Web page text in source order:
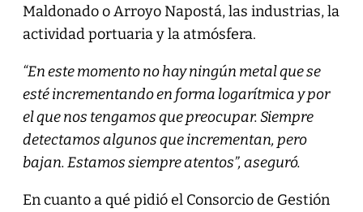
Maldonado o Arroyo Napostá, las industrias, la
actividad portuaria y la atmósfera.
“En este momento no hay ningún metal que se
esté incrementando en forma logarítmica y por
el que nos tengamos que preocupar. Siempre
detectamos algunos que incrementan, pero
bajan. Estamos siempre atentos”, aseguró.
En cuanto a qué pidió el Consorcio de Gestión